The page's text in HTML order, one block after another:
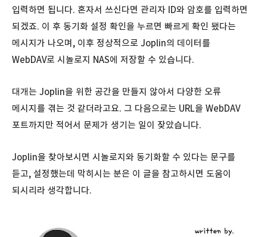
입력하면 됩니다. 혼자서 쓰신다면 관리자 ID와 암호를 입력하면
되겠죠. 이 후 동기화 설정 확인을 누르면 빠르게 확인 됐다는
메시지가 나오며, 이후 정상적으로 Joplin의 데이터를
WebDAV로 시놀로지 NAS에 저장할 수 있습니다.
대개는 Joplin을 위한 공간을 만들지 않아서 다양한 오류
메시지를 겪는 것 같더라고요. 그 다음으로는 URL을 WebDAV
포트까지만 적어서 문제가 생기는 일이 잦았습니다.
Joplin을 찾아보시면 시놀로지와 동기화할 수 있다는 문구를
듣고, 설정했는데 막히시는 분은 이 글을 참고하시면 도움이
되시리라 생각합니다.